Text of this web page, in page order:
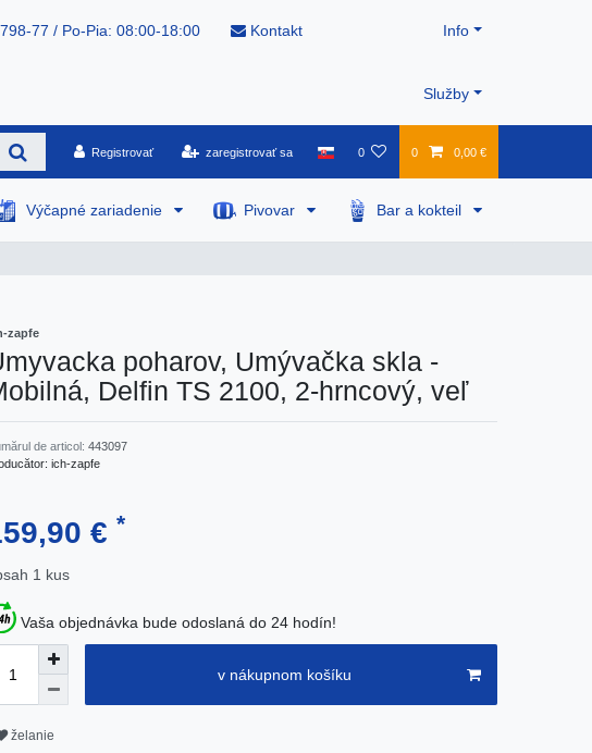
77 / Po-Pia: 08:00-18:00 Kontakt Info
Služby
Registrovať zaregistrovať sa 0 0 0,00 €
Výčapné zariadenie Pivovar Bar a kokteil
zapfe
poharov, Umývačka skla -
Delfin TS 2100, 2-hrncový, veľ
de articol: 443097
ich-zapfe
€ *
1 kus
Vaša objednávka bude odoslaná do 24 hodín!
v nákupnom košíku
želanie